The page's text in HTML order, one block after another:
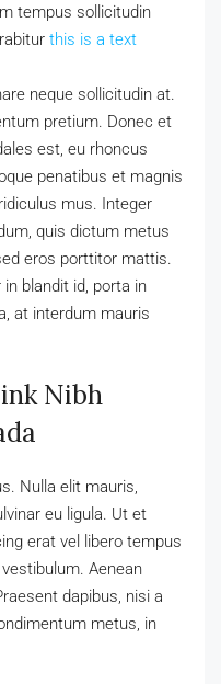
tempus sollicitudin
this is a text
neque sollicitudin at.
pretium. Donec et
est, eu rhoncus
penatibus et magnis
mus. Integer
quis dictum metus
eros porttitor mattis.
blandit id, porta in
at interdum mauris
Nibh
Nulla elit mauris,
eu ligula. Ut et
erat vel libero tempus
Aenean
dapibus, nisi a
metus, in